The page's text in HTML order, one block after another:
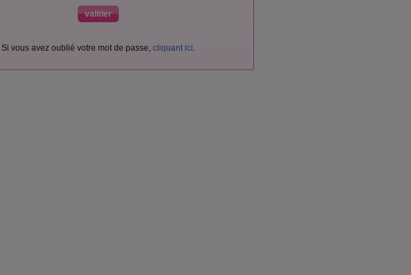
Si vous avez oublié votre mot de passe, cliquant ici.